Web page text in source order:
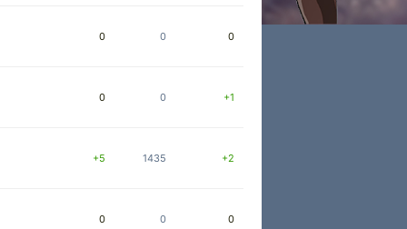
0 0 0
0 0 +1
+5 1435 +2
0 0 0